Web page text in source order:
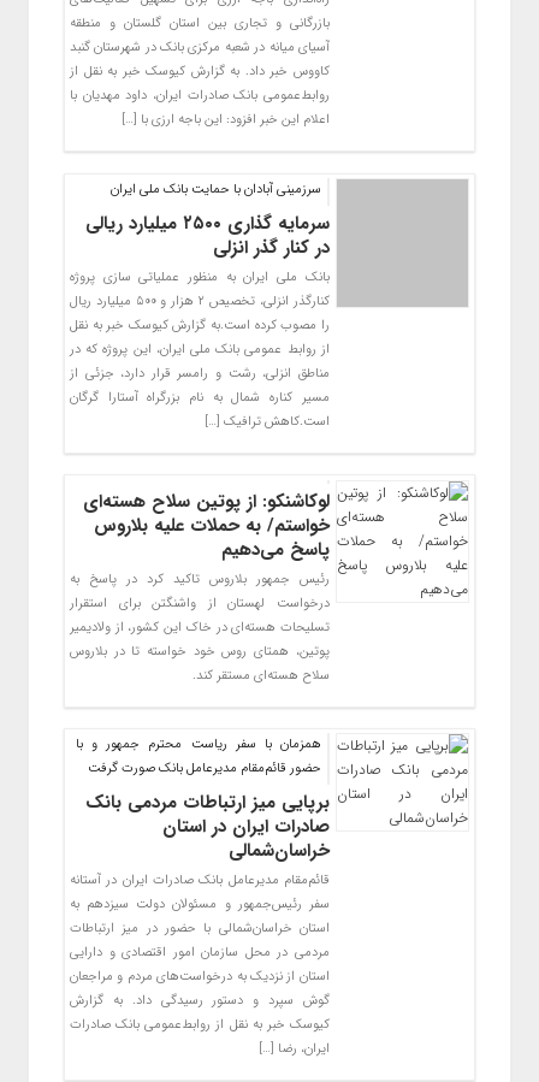
بازرگانی و تجاری بین استان گلستان و منطقه
آسیای میانه در شعبه مرکزی بانک در شهرستان گنبد
کاووس خبر داد. به گزارش کیوسک خبر به نقل از
روابط‌عمومی بانک صادرات ایران، داود مهدیان با
اعلام این خبر افزود: این باجه ارزی با […]
سرزمینی آبادان با حمایت بانک ملی ایران
سرمایه گذاری ۲۵۰۰ میلیارد ریالی
در کنار گذر انزلی
بانک ملی ایران به منظور عملیاتی سازی پروژه
کنارگذر انزلی، تخصیص ۲ هزار و ۵۰۰ میلیارد ریال
را مصوب کرده است.به گزارش کیوسک خبر به نقل
از روابط عمومی بانک ملی ایران، این پروژه که در
مناطق انزلی، رشت و رامسر قرار دارد، جزئی از
مسیر کناره شمال به نام بزرگراه آستارا گرگان
است.کاهش ترافیک […]
لوکاشنکو: از پوتین سلاح هسته‌ای
خواستم/ به حملات علیه بلاروس
پاسخ می‌دهیم
رئیس جمهور بلاروس تاکید کرد در پاسخ به
درخواست لهستان از واشنگتن برای استقرار
تسلیحات هسته‌ای در خاک این کشور، از ولادیمیر
پوتین، همتای روس خود خواسته تا در بلاروس
سلاح هسته‌ای مستقر کند.
همزمان با سفر ریاست محترم جمهور و با
حضور قائم‌مقام مدیرعامل بانک صورت گرفت
برپایی میز ارتباطات مردمی بانک
صادرات ایران در استان
خراسان‌شمالی
​قائم‌مقام مدیرعامل بانک صادرات ایران در آستانه
سفر رئیس‌جمهور و مسئولان دولت سیزدهم به
استان خراسان‌شمالی با حضور در میز ارتباطات
مردمی در محل سازمان امور اقتصادی و دارایی
استان از نزدیک به درخواست‌های مردم و مراجعان
گوش سپرد و دستور رسیدگی داد. به گزارش
کیوسک خبر به نقل از روابط‌عمومی بانک صادرات
ایران، رضا […]